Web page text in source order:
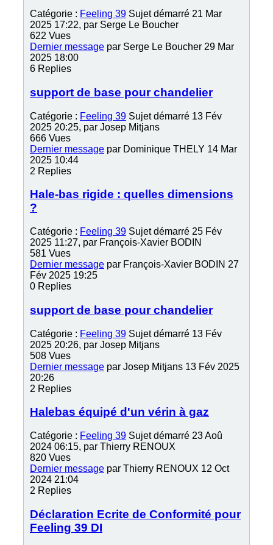
Catégorie : Feeling 39 Sujet démarré 21 Mar
2025 17:22, par Serge Le Boucher
622 Vues
Dernier message par Serge Le Boucher 29 Mar
2025 18:00
6 Replies
support de base pour chandelier
Catégorie : Feeling 39 Sujet démarré 13 Fév
2025 20:25, par Josep Mitjans
666 Vues
Dernier message par Dominique THELY 14 Mar
2025 10:44
2 Replies
Hale-bas rigide : quelles dimensions
?
Catégorie : Feeling 39 Sujet démarré 25 Fév
2025 11:27, par François-Xavier BODIN
581 Vues
Dernier message par François-Xavier BODIN 27
Fév 2025 19:25
0 Replies
support de base pour chandelier
Catégorie : Feeling 39 Sujet démarré 13 Fév
2025 20:26, par Josep Mitjans
508 Vues
Dernier message par Josep Mitjans 13 Fév 2025
20:26
2 Replies
Halebas équipé d'un vérin à gaz
Catégorie : Feeling 39 Sujet démarré 23 Aoû
2024 06:15, par Thierry RENOUX
820 Vues
Dernier message par Thierry RENOUX 12 Oct
2024 21:04
2 Replies
Déclaration Ecrite de Conformité pour
Feeling 39 DI